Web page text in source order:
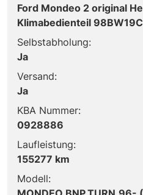
Ford Mondeo 2 original
Klimabedienteil
Selbstabholung:
Ja
Versand:
Ja
KBA Nummer:
0928886
Laufleistung:
155277 km
Modell: